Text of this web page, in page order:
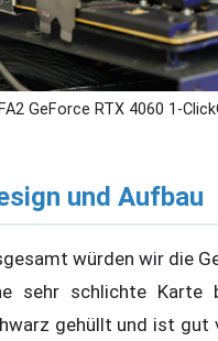
GeForce RTX 4060 1-
und Aufbau
würden wir die
sehr schlichte Karte
gehüllt und ist gut